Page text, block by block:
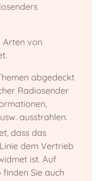
Arten von
abgedeckt
Radiosender
ausstrahlen.
dass das
dem Vertrieb
ist. Auf
Sie auch